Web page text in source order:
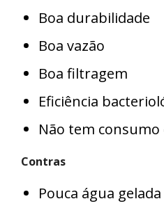
Boa durabilidade
Boa vazão
Boa filtragem
Eficiência
Não tem
Contras
Pouca água gelada